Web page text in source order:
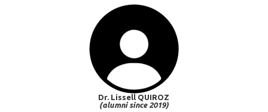
Dr. Lissell QUIROZ
(alumni since 2019)